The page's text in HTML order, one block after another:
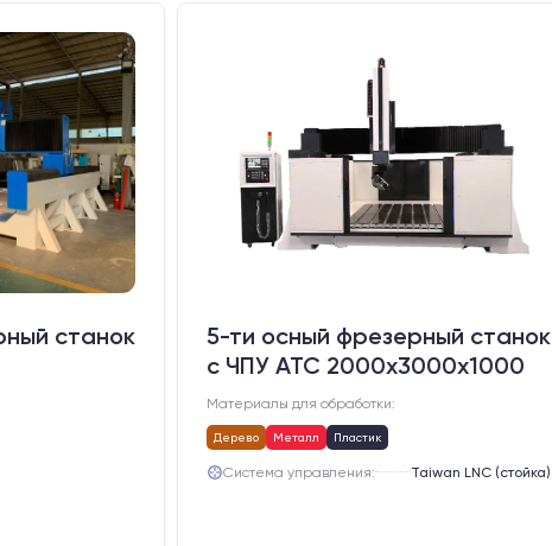
станок
5-ти осный фрезерный станок
с ЧПУ АТС 2000х3000х1000
Материалы для обработки:
Дерево Металл Пластик
Система управления: Taiwan LNC (стойка)